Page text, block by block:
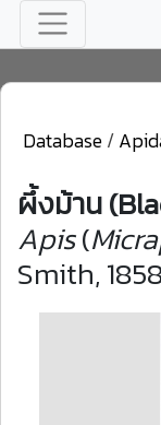
Database/
ผึ้งม้าน
Apis(
Smith,